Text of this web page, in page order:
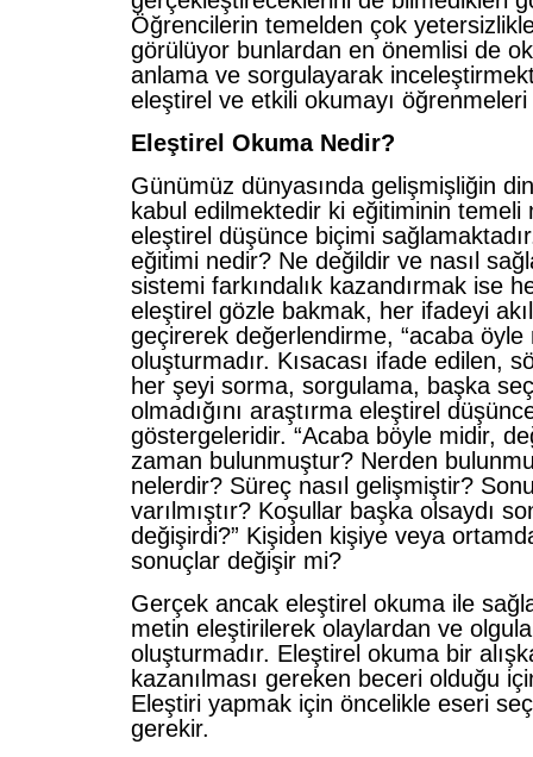
Öğrencilerin temelden çok
görülüyor bunlardan en önemlisi de
anlama ve sorgulayarak
eleştirel ve etkili okumayı
Eleştirel Okuma Nedir?
Günümüz dünyasında gelişmişliğin
kabul edilmektedir ki eğitiminin temeli
eleştirel düşünce biçimi
eğitimi nedir? Ne değildir ve nasıl
sistemi farkındalık kazandırmak ise
eleştirel gözle bakmak, her ifadeyi
geçirerek değerlendirme, “acaba öyle
oluşturmadır. Kısacası ifade edilen,
her şeyi sorma, sorgulama, başka
olmadığını araştırma eleştirel
göstergeleridir. “Acaba böyle midir,
zaman bulunmuştur? Nerden
nelerdir? Süreç nasıl gelişmiştir?
varılmıştır? Koşullar başka olsaydı
değişirdi?” Kişiden kişiye veya
sonuçlar değişir mi?
Gerçek ancak eleştirel okuma ile
metin eleştirilerek olaylardan ve
oluşturmadır. Eleştirel okuma bir
kazanılması gereken beceri olduğu
Eleştiri yapmak için öncelikle eseri
gerekir.